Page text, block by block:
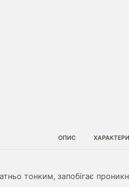
ОПИС
тонким, запобігає